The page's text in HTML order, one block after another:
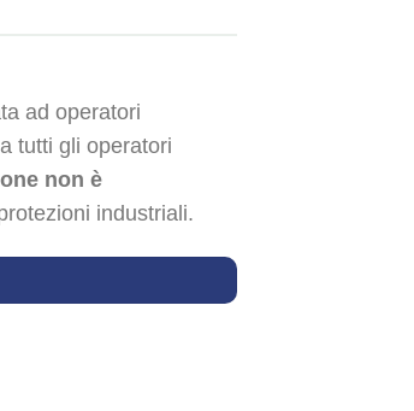
ad operatori
tutti gli operatori
non è
industriali.